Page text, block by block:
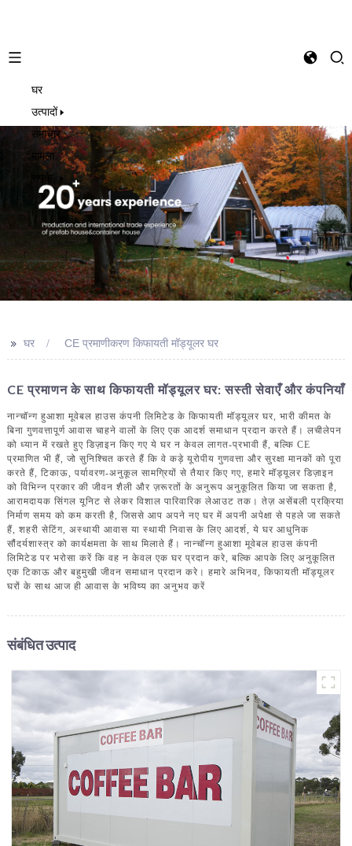
घर
उत्पादों
समाचार
मामला
संपर्क
>> घर CE प्रमाणीकरण किफायती मॉड्यूलर घर
CE प्रमाणन के साथ किफायती मॉड्यूलर घर: सस्ती सेवाएँ और कंपनियाँ
नान्चॉन्ग हुआशा मूवेबल हाउस कंपनी लिमिटेड के किफायती मॉड्यूलर घर, भारी कीमत के
बिना गुणवत्तापूर्ण आवास चाहने वालों के लिए एक आदर्श समाधान प्रदान करते हैं। लचीलेपन
को ध्यान में रखते हुए डिज़ाइन किए गए ये घर न केवल लागत-प्रभावी हैं, बल्कि CE
प्रमाणित भी हैं, जो सुनिश्चित करते हैं कि वे कड़े यूरोपीय गुणवत्ता और सुरक्षा मानकों को पूरा
करते हैं, टिकाऊ, पर्यावरण-अनुकूल सामग्रियों से तैयार किए गए, हमारे मॉड्यूलर डिज़ाइन
को विभिन्न प्रकार की जीवन शैली और ज़रूरतों के अनुरूप अनुकूलित किया जा सकता है,
आरामदायक सिंगल यूनिट से लेकर विशाल पारिवारिक लेआउट तक। तेज़ असेंबली प्रक्रिया
निर्माण समय को कम करती है, जिससे आप अपने नए घर में अपनी अपेक्षा से पहले जा सकते
हैं, शहरी सेटिंग, अस्थायी आवास या स्थायी निवास के लिए आदर्श, ये घर आधुनिक
सौंदर्यशास्त्र को कार्यक्षमता के साथ मिलाते हैं। नान्चॉन्ग हुआशा मूवेबल हाउस कंपनी
लिमिटेड पर भरोसा करें कि वह न केवल एक घर प्रदान करे, बल्कि आपके लिए अनुकूलित
एक टिकाऊ और बहुमुखी जीवन समाधान प्रदान करे। हमारे अभिनव, किफायती मॉड्यूलर
घरों के साथ आज ही आवास के भविष्य का अनुभव करें
संबंधित उत्पाद